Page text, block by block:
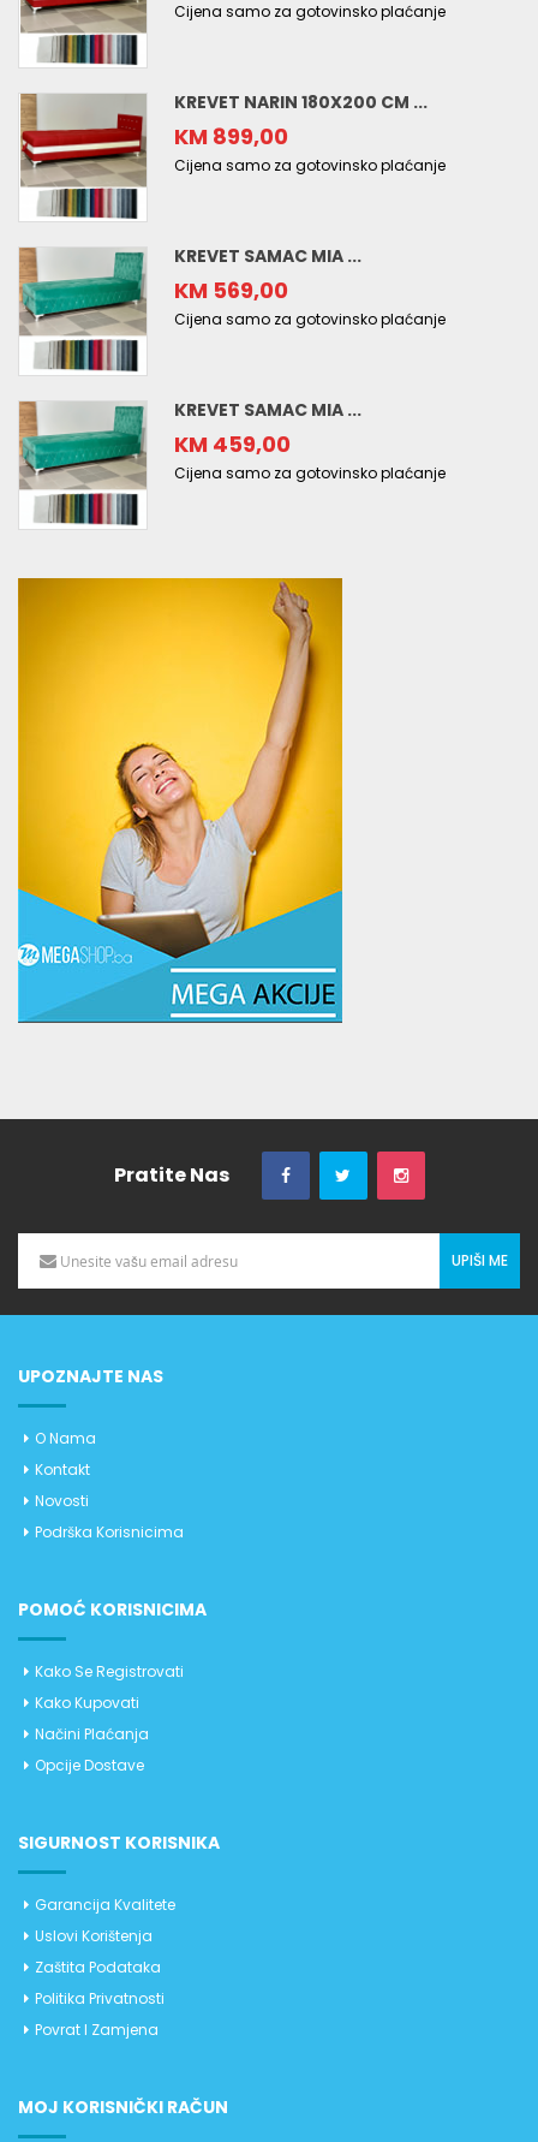
Cijena samo za gotovinsko plaćanje
KREVET NARIN 180X200 CM ...
KM 899,00
Cijena samo za gotovinsko plaćanje
KREVET SAMAC MIA ...
KM 569,00
Cijena samo za gotovinsko plaćanje
KREVET SAMAC MIA ...
KM 459,00
Cijena samo za gotovinsko plaćanje
Pratite Nas
UPIŠI ME
UPOZNAJTE NAS
O Nama
Kontakt
Novosti
Podrška Korisnicima
POMOĆ KORISNICIMA
Kako Se Registrovati
Kako Kupovati
Načini Plaćanja
Opcije Dostave
SIGURNOST KORISNIKA
Garancija Kvalitete
Uslovi Korištenja
Zaštita Podataka
Politika Privatnosti
Povrat I Zamjena
MOJ KORISNIČKI RAČUN